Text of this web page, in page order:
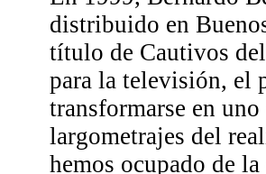
distribuido en
título de Cautivos
para la televisión, el
transformarse en
largometrajes del
hemos ocupado de